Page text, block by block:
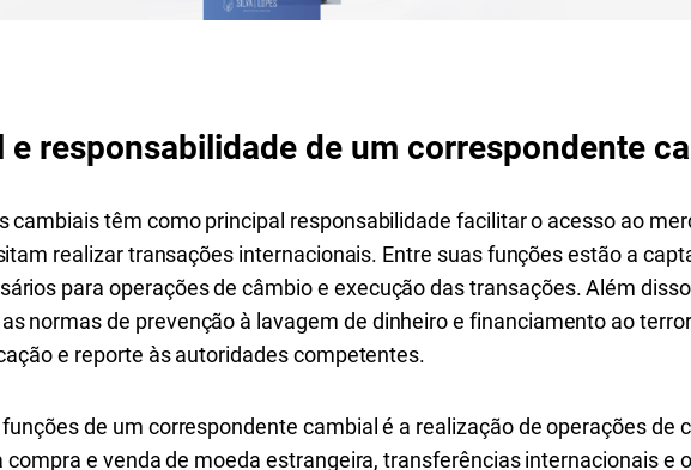
e responsabilidade de um correspondente
cambiais têm como principal responsabilidade facilitar o acesso ao
realizar transações internacionais. Entre suas funções estão a
para operações de câmbio e execução das transações. Além
normas de prevenção à lavagem de dinheiro e financiamento ao
e reporte às autoridades competentes.
de um correspondente cambial é a realização de operações de
compra e venda de moeda estrangeira, transferências internacionais e